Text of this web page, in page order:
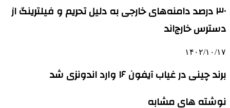
۳۰ درصد دامنه‌های خارجی به دلیل تحریم و فیلترینگ از
دسترس خارج‌اند
۱۴۰۲/۱۰/۱۷
برند چینی در غیاب آیفون ۱۶ وارد اندونزی شد
نوشته های مشابه